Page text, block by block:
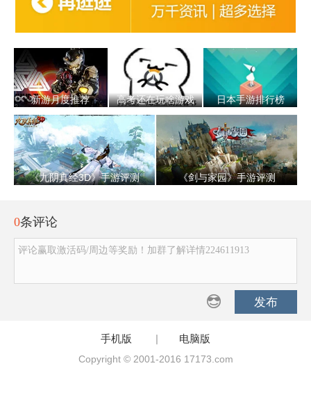
新游月度推荐 高考还在玩啥游戏 日本手游排行榜
《九阴真经3D》手游评测 《剑与家园》手游评测
0条评论
评论赢取激活码/周边等奖励！加群了解详情224611913
发布
手机版 | 电脑版
Copyright © 2001-2016 17173.com